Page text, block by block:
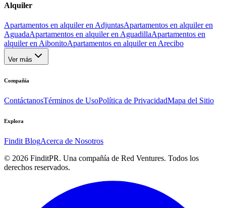
Alquiler
Apartamentos en alquiler en AdjuntasApartamentos en alquiler en
AguadaApartamentos en alquiler en AguadillaApartamentos en
alquiler en AibonitoApartamentos en alquiler en Arecibo
Ver más
Compañía
ContáctanosTérminos de UsoPolítica de PrivacidadMapa del Sitio
Explora
Findit BlogAcerca de Nosotros
© 2026 FinditPR. Una compañía de Red Ventures. Todos los
derechos reservados.